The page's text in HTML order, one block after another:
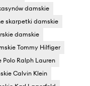
damskie
skarpetki damskie
damskie
Tommy Hilfiger
Ralph Lauren
Calvin Klein